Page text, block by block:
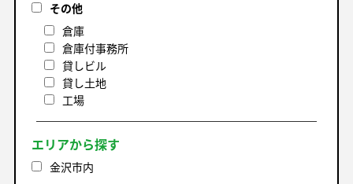
その他
倉庫
倉庫付事務所
貸しビル
貸し土地
工場
エリアから探す
金沢市内